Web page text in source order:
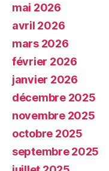
mai 2026
avril 2026
mars 2026
février 2026
janvier 2026
décembre 2025
novembre 2025
octobre 2025
septembre 2025